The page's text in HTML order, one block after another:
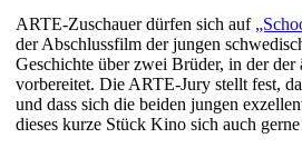
ARTE-Zuschauer dürfen sich auf
der Abschlussfilm der jungen
Geschichte über zwei Brüder, in der der
vorbereitet. Die ARTE-Jury stellt fest,
und dass sich die beiden jungen
dieses kurze Stück Kino sich auch